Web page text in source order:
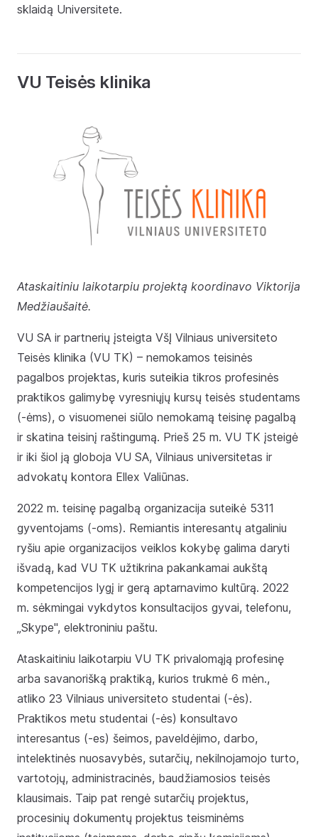
sklaidą Universitete.
VU Teisės klinika
Ataskaitiniu laikotarpiu projektą koordinavo Viktorija
Medžiaušaitė.
VU SA ir partnerių įsteigta VšĮ Vilniaus universiteto
Teisės klinika (VU TK) – nemokamos teisinės
pagalbos projektas, kuris suteikia tikros profesinės
praktikos galimybę vyresniųjų kursų teisės studentams
(-ėms), o visuomenei siūlo nemokamą teisinę pagalbą
ir skatina teisinį raštingumą. Prieš 25 m. VU TK įsteigė
ir iki šiol ją globoja VU SA, Vilniaus universitetas ir
advokatų kontora Ellex Valiūnas.
2022 m. teisinę pagalbą organizacija suteikė 5311
gyventojams (-oms). Remiantis interesantų atgaliniu
ryšiu apie organizacijos veiklos kokybę galima daryti
išvadą, kad VU TK užtikrina pakankamai aukštą
kompetencijos lygį ir gerą aptarnavimo kultūrą. 2022
m. sėkmingai vykdytos konsultacijos gyvai, telefonu,
„Skype", elektroniniu paštu.
Ataskaitiniu laikotarpiu VU TK privalomąją profesinę
arba savanorišką praktiką, kurios trukmė 6 mėn.,
atliko 23 Vilniaus universiteto studentai (-ės).
Praktikos metu studentai (-ės) konsultavo
interesantus (-es) šeimos, paveldėjimo, darbo,
intelektinės nuosavybės, sutarčių, nekilnojamojo turto,
vartotojų, administracinės, baudžiamosios teisės
klausimais. Taip pat rengė sutarčių projektus,
procesinių dokumentų projektus teisminėms